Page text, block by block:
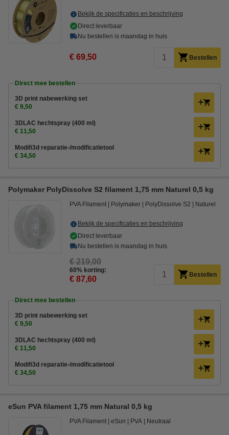
Bekijk de specificaties en beschrijving
Direct leverbaar
Nu bestellen is maandag in huis
€ 69,50 Bestellen
Direct mee bestellen
3D print nabewerking set
€ 9,50
3DLAC hechtspray (400 ml)
€ 11,50
Modifi3d reparatie-/modificatietool
€ 34,50
Polymaker PolyDissolve S2 filament 1,75 mm Naturel 0,5 kg
PVA Filament Polymaker PolyDissolve S2 Naturel
Bekijk de specificaties en beschrijving
Direct leverbaar
Nu bestellen is maandag in huis
€ 219,00
60% korting:
€ 87,60 Bestellen
Direct mee bestellen
3D print nabewerking set
€ 9,50
3DLAC hechtspray (400 ml)
€ 11,50
Modifi3d reparatie-/modificatietool
€ 34,50
eSun PVA filament 1,75 mm Natural 0,5 kg
PVA Filament eSun PVA Neutraal